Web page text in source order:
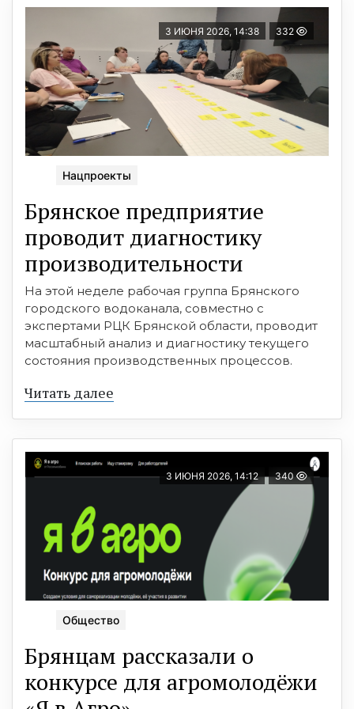
3 ИЮНЯ 2026, 14:38 332
Нацпроекты
Брянское предприятие
проводит диагностику
производительности
На этой неделе рабочая группа Брянского
городского водоканала, совместно с
экспертами РЦК Брянской области, проводит
масштабный анализ и диагностику текущего
состояния производственных процессов.
Читать далее
3 ИЮНЯ 2026, 14:12 340
Общество
Брянцам рассказали о
конкурсе для агромолодёжи